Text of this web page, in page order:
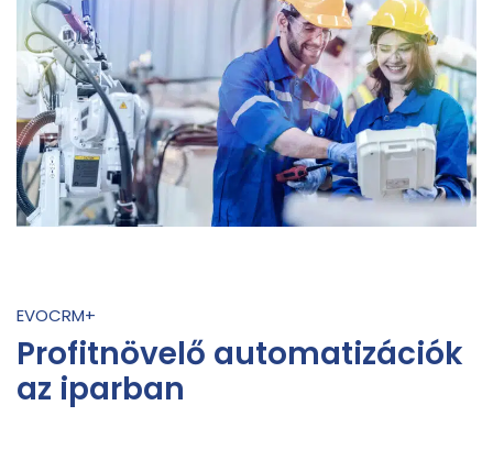
EVOCRM+
Profitnövelő automatizációk
az iparban